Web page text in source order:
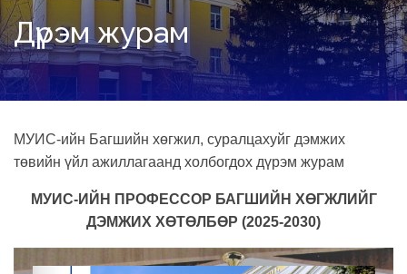
Дүрэм журам
МУИС-ийн Багшийн хөгжил, суралцахуйг дэмжих
төвийн үйл ажиллагаанд холбогдох дүрэм журам
МУИС-ИЙН ПРОФЕССОР БАГШИЙН ХӨГЖЛИЙГ
ДЭМЖИХ ХӨТӨЛБӨР (2025-2030)